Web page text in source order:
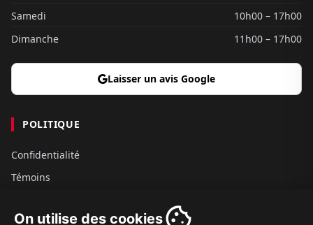
On utilise des cookies
Samedi
10h00 – 17h00
Dimanche
11h00 – 17h00
Laisser un avis Google
POLITIQUE
Confidentialité
Témoins
Conditions